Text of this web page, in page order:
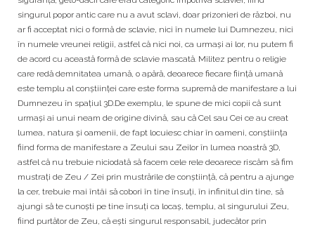
singurul popor antic care nu a avut sclavi, doar prizonieri de război, nu
ar fi acceptat nici o formă de sclavie, nici în numele lui Dumnezeu, nici
în numele vreunei religii, astfel că nici noi, ca urmaşi ai lor, nu putem fi
de acord cu această formă de sclavie mascată. Militez pentru o religie
care redă demnitatea umană, o apără, deoarece fiecare fiinţă umană
este templu al conştiinţei care este forma supremă de manifestare a lui
Dumnezeu în spaţiul 3D.De exemplu, le spune de mici copii că sunt
urmaşi ai unui neam de origine divină, sau că Cel sau Cei ce au creat
lumea, natura şi oamenii, de fapt locuiesc chiar în oameni, conştiinţa
fiind forma de manifestare a Zeului sau Zeilor în lumea noastră 3D,
astfel că nu trebuie niciodată să facem cele rele deoarece riscăm să fim
mustraţi de Zeu / Zei prin mustrările de conştiinţă, că pentru a ajunge
la cer, trebuie mai întâi să cobori în tine însuţi, în infinitul din tine, să
ajungi să te cunoşti pe tine însuţi ca locaș, templu, al singurului Zeu,
fiind purtător de Zeu, că eşti singurul responsabil, judecător prin